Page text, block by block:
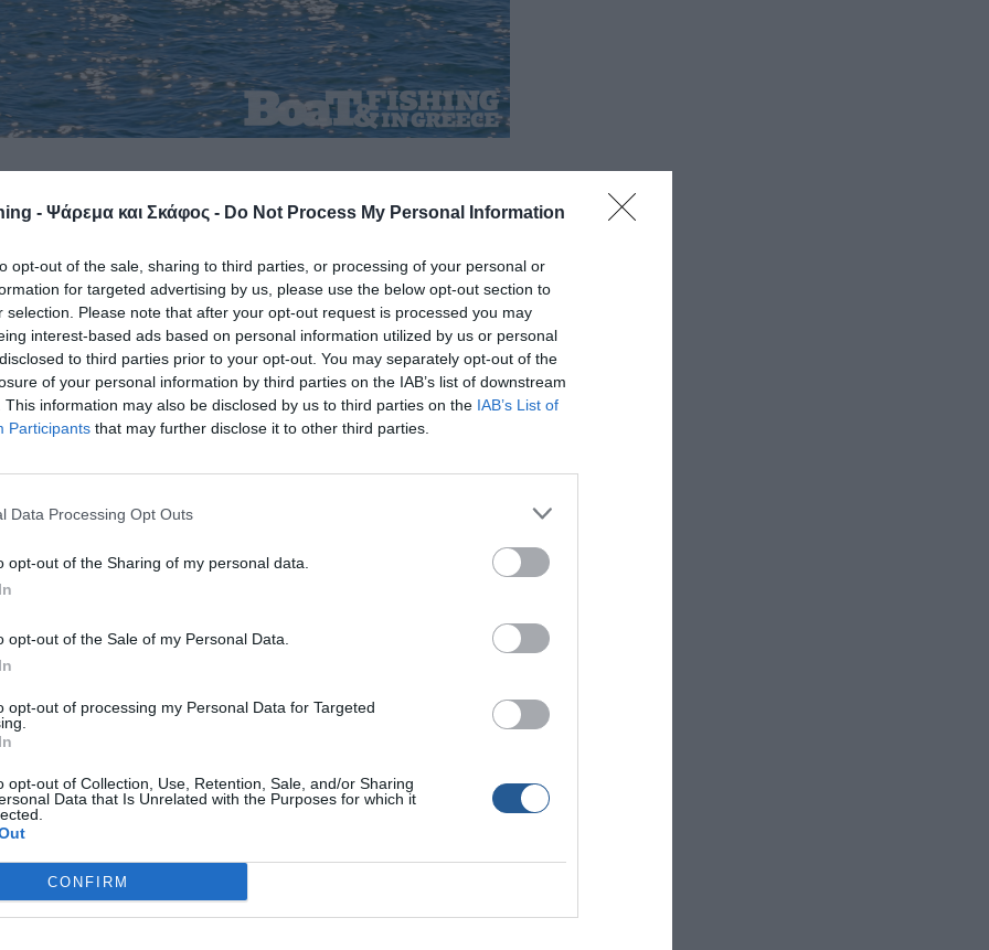
- Ψάρεμα και Σκάφος - Do Not Process My Personal Information
opt-out of the sale, sharing to third parties, or processing of your personal or
for targeted advertising by us, please use the below opt-out section to
selection. Please note that after your opt-out request is processed you may
interest-based ads based on personal information utilized by us or personal
to third parties prior to your opt-out. You may separately opt-out of the
of your personal information by third parties on the IAB’s list of downstream
This information may also be disclosed by us to third parties on the IAB’s List of
Participants that may further disclose it to other third parties.
Data Processing Opt Outs
opt-out of the Sharing of my personal data.
opt-out of the Sale of my Personal Data.
opt-out of processing my Personal Data for Targeted
opt-out of Collection, Use, Retention, Sale, and/or Sharing
Data that Is Unrelated with the Purposes for which it
CONFIRM
820, με
από την
την ίδρυση
γάστρα ως έχει, έχοντας κάποιες παρεμβάσεις
κατάστρωμα δέχτηκε αρκετές αισθητικές παρεμβάσεις,
η επένδυση flexiteak στο ντεκ και τα πατήματα. Διαβάστε την
του περιοδικού Boat & Fishing
tefchos-n-46/
Superonda